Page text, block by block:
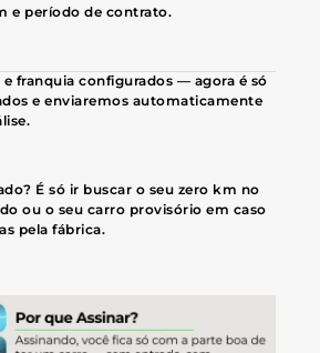
e período de contrato.
e franquia configurados — agora é só
e enviaremos automaticamente
É só ir buscar o seu zero km no
ou o seu carro provisório em caso
pela fábrica.